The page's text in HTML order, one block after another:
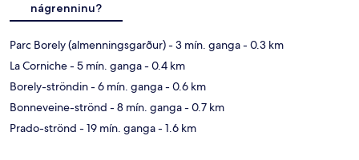
nágrenninu?
Parc Borely (almenningsgarður)- 3 mín. ganga- 0.3 km
La Corniche- 5 mín. ganga- 0.4 km
Borely-ströndin- 6 mín. ganga- 0.6 km
Bonneveine-strönd - 8 mín. ganga- 0.7 km
Prado-strönd - 19 mín. ganga- 1.6 km